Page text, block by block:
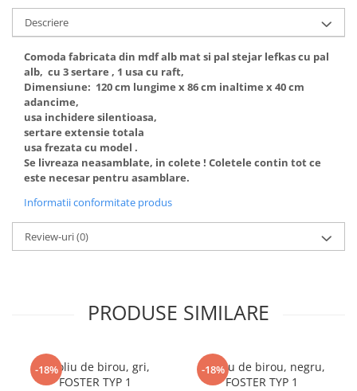
Banci pentru asteptare
Colectia casmir -seturi
cuiere/mobila hol Rai casmir
Pantofare Hol
Set mobilier Hol modern cu
panouri tapitate
Seturi hol cuiere
Mobilier Birou
Fotolii
Birouri
Birouri pe colt
Scaune Birou
Scaune conferinta-vizitator
Descriere
Comoda fabricata din mdf alb mat si pal stejar lefkas cu pal
alb, cu 3 sertare , 1 usa cu raft,
Dimensiune: 120 cm lungime x 86 cm inaltime x 40 cm
adancime,
usa inchidere silentioasa,
sertare extensie totala
usa frezata cu model .
Se livreaza neasamblate, in colete ! Coletele contin tot ce
este necesar pentru asamblare.
Informatii conformitate produs
Review-uri(0)
PRODUSE SIMILARE
-18%
Fotoliu de birou, gri,
FOSTER TYP 1
-18%
Fotoliu de birou, negru,
FOSTER TYP 1